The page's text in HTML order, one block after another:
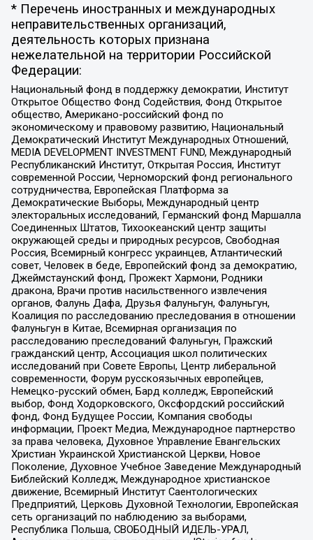
* Перечень иностранных и международных
неправительственных организаций,
деятельность которых признана
нежелательной на территории Российской
Федерации:
Национальный фонд в поддержку демократии, Институт
Открытое Общество Фонд Содействия, Фонд Открытое
общество, Американо-российский фонд по
экономическому и правовому развитию, Национальный
Демократический Институт Международных Отношений,
MEDIA DEVELOPMENT INVESTMENT FUND, Международный
Республиканский Институт, Открытая Россия, Институт
современной России, Черноморский фонд регионального
сотрудничества, Европейская Платформа за
Демократические Выборы, Международный центр
электоральных исследований, Германский фонд Маршалла
Соединенных Штатов, Тихоокеанский центр защиты
окружающей среды и природных ресурсов, Свободная
Россия, Всемирный конгресс украинцев, Атлантический
совет, Человек в беде, Европейский фонд за демократию,
Джеймстаунский фонд, Прожект Хармони, Родники
дракона, Врачи против насильственного извлечения
органов, Фалунь Дафа, Друзья Фалуньгун, Фалуньгун,
Коалиция по расследованию преследования в отношении
Фалуньгун в Китае, Всемирная организация по
расследованию преследований Фалуньгун, Пражский
гражданский центр, Ассоциация школ политических
исследований при Совете Европы, Центр либеральной
современности, Форум русскоязычных европейцев,
Немецко-русский обмен, Бард колледж, Европейский
выбор, Фонд Ходорковского, Оксфордский российский
фонд, Фонд Будущее России, Компания свободы
информации, Проект Медиа, Международное партнерство
за права человека, Духовное Управление Евангельских
Христиан Украинской Христианской Церкви, Новое
Поколение, Духовное Учебное Заведение Международный
Библейский Колледж, Международное христианское
движение, Всемирный Институт Саентологических
Предприятий, Церковь Духовной Технологии, Европейская
сеть организаций по наблюдению за выборами,
Республика Польша, СВОБОДНЫЙ ИДЕЛЬ-УРАЛ,